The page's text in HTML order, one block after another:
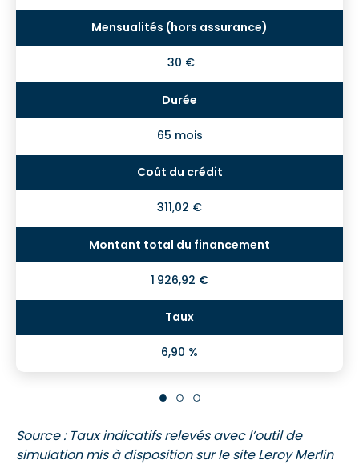
30 €
65 mois
311,02 €
1 926,92 €
6,90 %
Source : Taux indicatifs relevés avec l’outil de
simulation mis à disposition sur le site Leroy Merlin